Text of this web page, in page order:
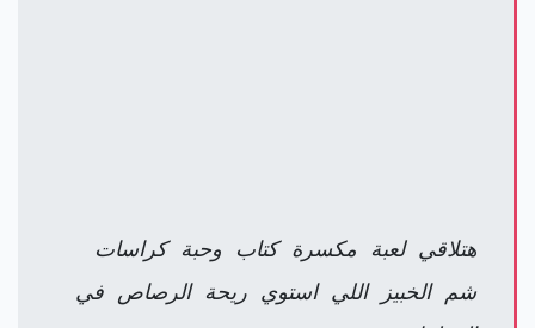
هتلاقي لعبة مكسرة كتاب وحبة كراسات
شم الخبيز اللي استوي ريحة الرصاص في